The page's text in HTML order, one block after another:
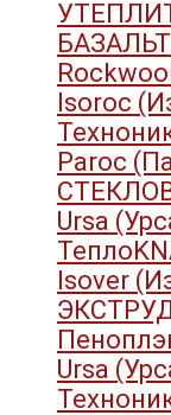
Isoroc
Paroc
Ursa
Isover
Ursa